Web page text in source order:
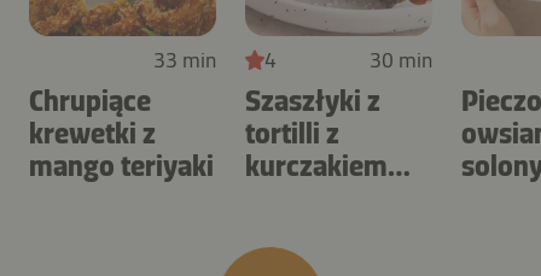
33 min
Chrupiące
krewetki z
mango teriyaki
4 30 min
Szaszłyki z
tortilli z
kurczakiem